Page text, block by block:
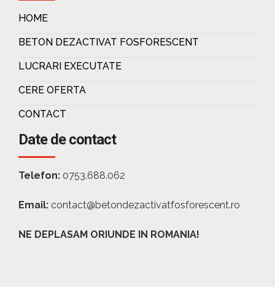
HOME
BETON DEZACTIVAT FOSFORESCENT
LUCRARI EXECUTATE
CERE OFERTA
CONTACT
Date de contact
Telefon: 0753.688.062
Email: contact@betondezactivatfosforescent.ro
NE DEPLASAM ORIUNDE IN ROMANIA!